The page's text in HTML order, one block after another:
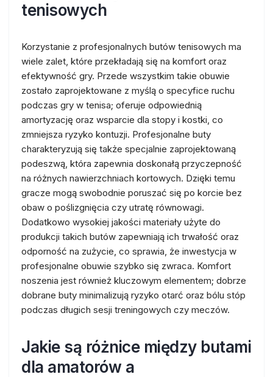
tenisowych
Korzystanie z profesjonalnych butów tenisowych ma
wiele zalet, które przekładają się na komfort oraz
efektywność gry. Przede wszystkim takie obuwie
zostało zaprojektowane z myślą o specyfice ruchu
podczas gry w tenisa; oferuje odpowiednią
amortyzację oraz wsparcie dla stopy i kostki, co
zmniejsza ryzyko kontuzji. Profesjonalne buty
charakteryzują się także specjalnie zaprojektowaną
podeszwą, która zapewnia doskonałą przyczepność
na różnych nawierzchniach kortowych. Dzięki temu
gracze mogą swobodnie poruszać się po korcie bez
obaw o poślizgnięcia czy utratę równowagi.
Dodatkowo wysokiej jakości materiały użyte do
produkcji takich butów zapewniają ich trwałość oraz
odporność na zużycie, co sprawia, że inwestycja w
profesjonalne obuwie szybko się zwraca. Komfort
noszenia jest również kluczowym elementem; dobrze
dobrane buty minimalizują ryzyko otarć oraz bólu stóp
podczas długich sesji treningowych czy meczów.
Jakie są różnice między butami
dla amatorów a